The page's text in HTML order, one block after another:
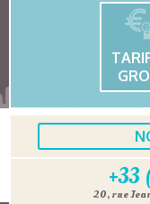
+33
20, rue